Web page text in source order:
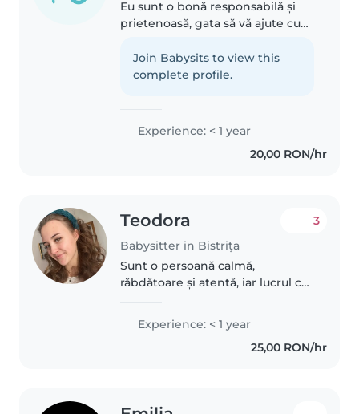
Eu sunt o bonă responsabilă și
prietenoasă, gata să vă ajute cu
prim ajutor și am experiență cu
copii de vârste diferite, de la
Join Babysits to view this
complete profile.
Experience: < 1 year
20,00 RON/hr
Teodora
Babysitter in Bistriţa
3
Sunt o persoană calmă,
răbdătoare și atentă, iar lucrul cu
împlinește cu adevărat. Îmi place
să petrec timp cu cei mici, să le
Experience: < 1 year
25,00 RON/hr